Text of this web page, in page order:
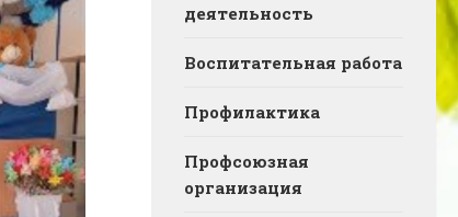
деятельность
Воспитательная работа
Профилактика
Профсоюзная
организация